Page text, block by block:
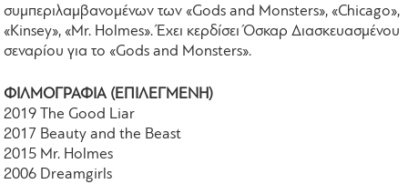
συμπεριλαμβανομένων των «Gods and Monsters», «Chicago»,
«Kinsey», «Mr. Holmes». Έχει κερδίσει Όσκαρ Διασκευασμένου
σεναρίου για το «Gods and Monsters».
ΦΙΛΜΟΓΡΑΦΙΑ (ΕΠΙΛΕΓΜΕΝΗ)
2019 The Good Liar
2017 Beauty and the Beast
2015 Mr. Holmes
2006 Dreamgirls